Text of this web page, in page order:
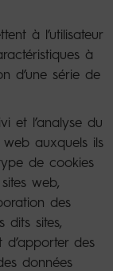
à l’utilisateur
à
d’une série de
et l’analyse du
web auxquels ils
de cookies
web,
des
dits sites,
des
données